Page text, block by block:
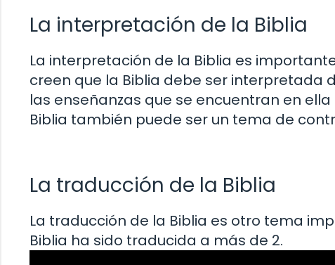
La interpretación de la Biblia
La interpretación de la Biblia es
creen que la Biblia debe ser interpretada
las enseñanzas que se encuentran en
Biblia también puede ser un tema de
La traducción de la Biblia
La traducción de la Biblia es otro tema
Biblia ha sido traducida a más de 2.